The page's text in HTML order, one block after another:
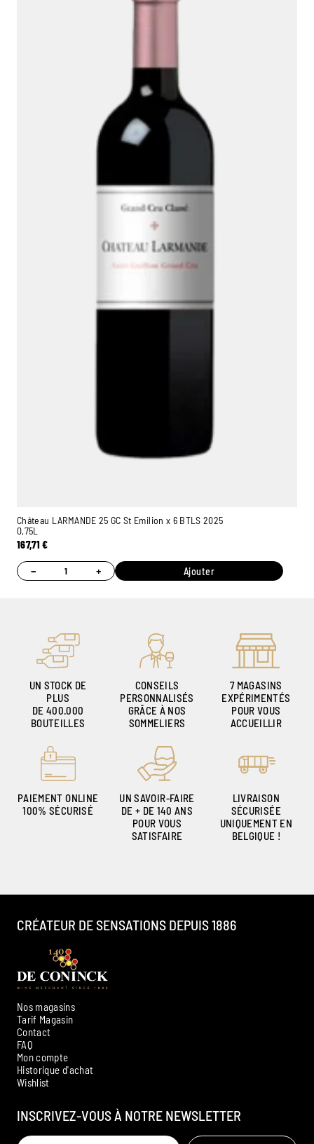
Château LARMANDE 25 GC St Emilion x 6 BTLS 2025
0,75L
167,71€
− + Ajouter
UN STOCK DE
PLUS
DE 400.000
BOUTEILLES
CONSEILS
PERSONNALISÉS
GRÂCE À NOS
SOMMELIERS
7 MAGASINS
EXPÉRIMENTÉS
POUR VOUS
ACCUEILLIR
PAIEMENT ONLINE
100% SÉCURISÉ
UN SAVOIR-FAIRE
DE + DE 140 ANS
POUR VOUS
SATISFAIRE
LIVRAISON
SÉCURISÉE
UNIQUEMENT EN
BELGIQUE !
Nos magasins
Tarif Magasin
Contact
FAQ
Mon compte
Historique d'achat
Wishlist
INSCRIVEZ-VOUS À NOTRE NEWSLETTER
CRÉATEUR DE SENSATIONS DEPUIS 1886